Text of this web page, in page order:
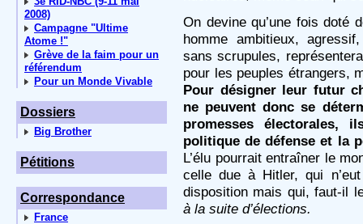
2008)
Campagne "Ultime
Atome !"
Grève de la faim pour un
référendum
Pour un Monde Vivable
Dossiers
Big Brother
Pétitions
Correspondance
France
On devine qu’une fois doté
homme ambitieux,
sans scrupules,
pour les peuples étrangers,
Pour désigner leur futur
ne peuvent donc se
promesses électorales,
politique de défense et la
L’élu pourrait entraîner le
celle due à Hitler, qui
disposition mais qui, faut-il
à la suite d’élections.